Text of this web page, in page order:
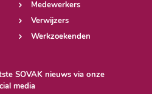
SOVAK nieuws via onze
media
Medewerkers
Verwijzers
Werkzoekenden